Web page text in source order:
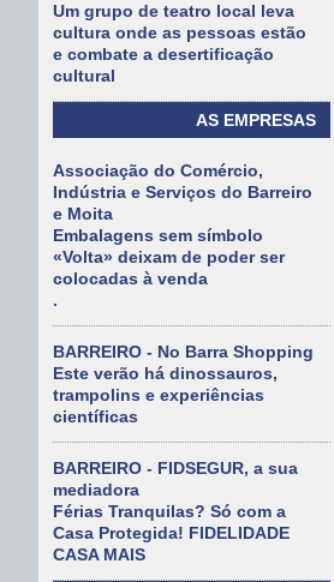
Um grupo de teatro local leva
cultura onde as pessoas estão
e combate a desertificação
cultural
AS EMPRESAS
Associação do Comércio,
Indústria e Serviços do Barreiro
e Moita
Embalagens sem símbolo
«Volta» deixam de poder ser
colocadas à venda
.
BARREIRO - No Barra Shopping
Este verão há dinossauros,
trampolins e experiências
científicas
BARREIRO - FIDSEGUR, a sua
mediadora
Férias Tranquilas? Só com a
Casa Protegida! FIDELIDADE
CASA MAIS